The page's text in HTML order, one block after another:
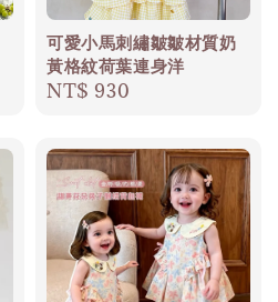
可愛小馬刺繡皺皺材質奶
黃格紋荷葉連身洋
Regular
NT$ 930